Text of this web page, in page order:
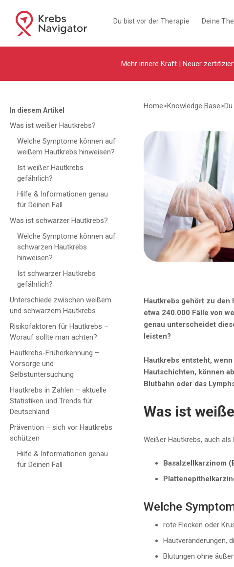
Du bist vor der Therapie Deine
Mehr innere Kraft | Neuer
In diesem Artikel
Was ist weißer Hautkrebs?
Welche Symptome können auf
weißem Hautkrebs hinweisen?
Ist weißer Hautkrebs
gefährlich?
Hilfe & Informationen genau
für Deinen Fall
Was ist schwarzer Hautkrebs?
Welche Symptome können auf
schwarzen Hautkrebs
hinweisen?
Ist schwarzer Hautkrebs
gefährlich?
Unterschiede zwischen weißem
und schwarzem Hautkrebs
Risikofaktoren für Hautkrebs –
Worauf sollte man achten?
Hautkrebs-Früherkennung –
Vorsorge und
Selbstuntersuchung
Hautkrebs in Zahlen – aktuelle
Statistiken und Trends für
Deutschland
Prävention – sich vor Hautkrebs
schützen
Hilfe & Informationen genau
für Deinen Fall
Home>Knowledge Base>
Hautkrebs gehört zu den
etwa 240.000 Fälle von
genau unterscheidet
leisten?
Hautkrebs entsteht,
Hautschichten, können
Blutbahn oder das
Was ist
Weißer Hautkrebs, auch als
Basalzellkarzinom
Welche
rote Flecken oder
Hautveränderungen,
Blutungen ohne